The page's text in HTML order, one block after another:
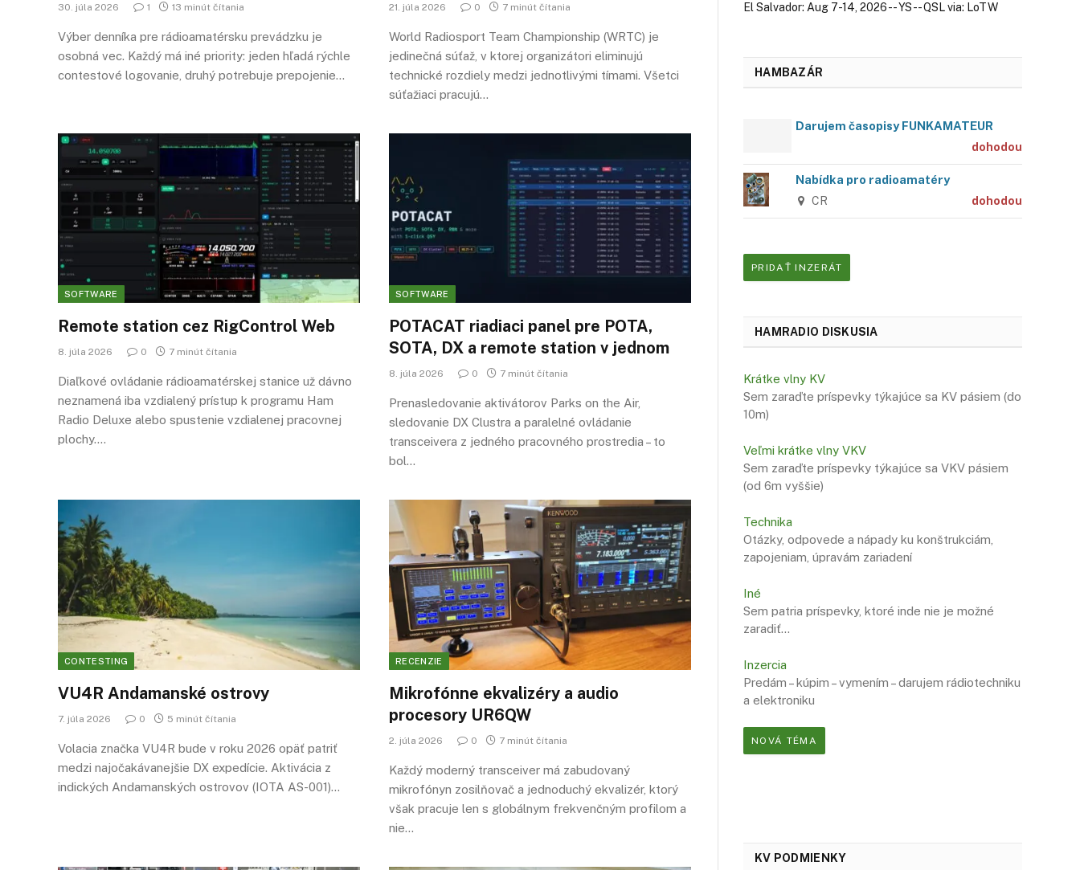
30. júla 2026 1 13 minút čítania
Výber denníka pre rádioamatérsku prevádzku je
osobná vec. Každý má iné priority: jeden hľadá rýchle
contestové logovanie, druhý potrebuje prepojenie…
21. júla 2026 0 7 minút čítania
World Radiosport Team Championship (WRTC) je
jedinečná súťaž, v ktorej organizátori eliminujú
technické rozdiely medzi jednotlivými tímami. Všetci
súťažiaci pracujú…
SOFTWARE
Remote station cez RigControl Web
8. júla 2026 0 7 minút čítania
Diaľkové ovládanie rádioamatérskej stanice už dávno
neznamená iba vzdialený prístup k programu Ham
Radio Deluxe alebo spustenie vzdialenej pracovnej
plochy.…
SOFTWARE
POTACAT riadiaci panel pre POTA,
SOTA, DX a remote station v jednom
8. júla 2026 0 7 minút čítania
Prenasledovanie aktivátorov Parks on the Air,
sledovanie DX Clustra a paralelné ovládanie
transceivera z jedného pracovného prostredia – to
bol…
CONTESTING
VU4R Andamanské ostrovy
7. júla 2026 0 5 minút čítania
Volacia značka VU4R bude v roku 2026 opäť patriť
medzi najočakávanejšie DX expedície. Aktivácia z
indických Andamanských ostrovov (IOTA AS-001)…
RECENZIE
Mikrofónne ekvalizéry a audio
procesory UR6QW
2. júla 2026 0 7 minút čítania
Každý moderný transceiver má zabudovaný
mikrofónyn zosilňovač a jednoduchý ekvalizér, ktorý
však pracuje len s globálnym frekvenčným profilom a
nie…
El Salvador: Aug 7-14, 2026 -- YS -- QSL via: LoTW
HAMBAZÁR
Darujem časopisy FUNKAMATEUR
dohodou
Nabídka pro radioamatéry
CR dohodou
PRIDAŤ INZERÁT
HAMRADIO DISKUSIA
Krátke vlny KV
Sem zaraďte príspevky týkajúce sa KV pásiem (do
10m)
Veľmi krátke vlny VKV
Sem zaraďte príspevky týkajúce sa VKV pásiem
(od 6m vyššie)
Technika
Otázky, odpovede a nápady ku konštrukciám,
zapojeniam, úpravám zariadení
Iné
Sem patria príspevky, ktoré inde nie je možné
zaradiť…
Inzercia
Predám – kúpim – vymením – darujem rádiotechniku
a elektroniku
NOVÁ TÉMA
KV PODMIENKY